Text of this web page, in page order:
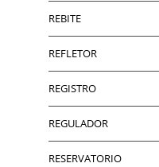
REBITE
REFLETOR
REGISTRO
REGULADOR
RESERVATORIO